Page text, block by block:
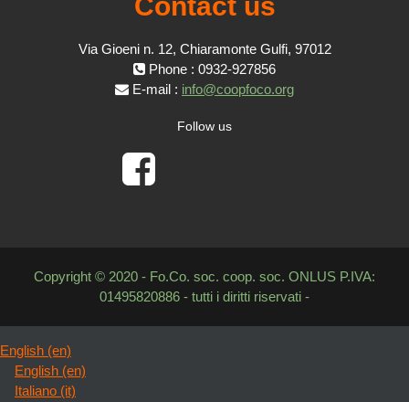
Via Gioeni n. 12, Chiaramonte Gulfi, 97012
Phone : 0932-927856
E-mail : info@coopfoco.org
Follow us
Copyright © 2020 - Fo.Co. soc. coop. soc. ONLUS P.IVA:
01495820886 - tutti i diritti riservati -
English ‎(en)‎
English ‎(en)‎
Italiano ‎(it)‎